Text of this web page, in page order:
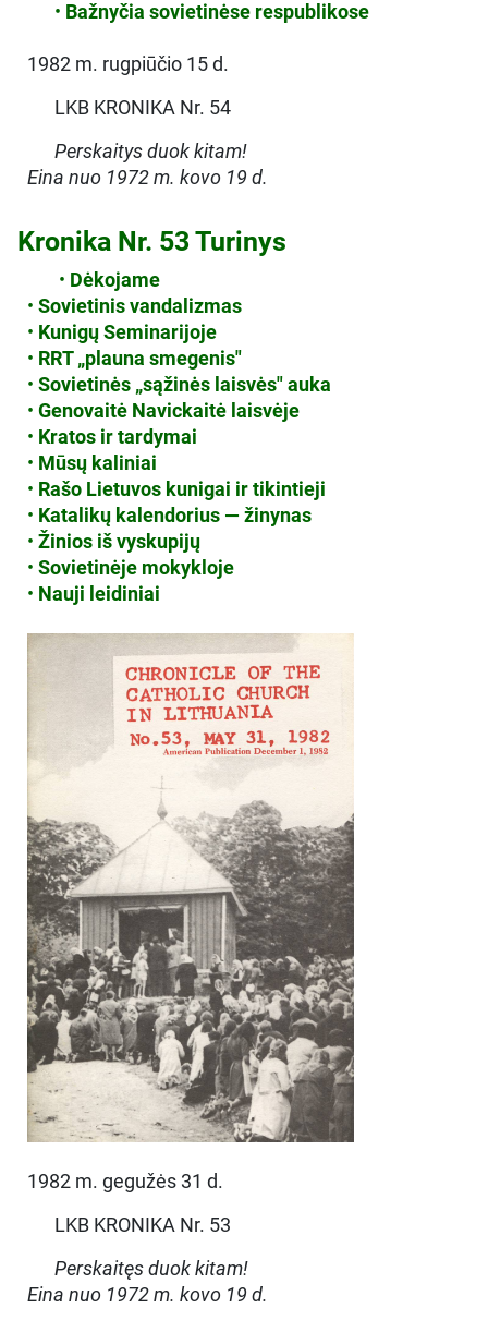
• Bažnyčia sovietinėse respublikose
1982 m. rugpiūčio 15 d.
LKB KRONIKA Nr. 54
Perskaitys duok kitam!
Eina nuo 1972 m. kovo 19 d.
Kronika Nr. 53 Turinys
• Dėkojame
• Sovietinis vandalizmas
• Kunigų Seminarijoje
• RRT „plauna smegenis"
• Sovietinės „sąžinės laisvės" auka
• Genovaitė Navickaitė laisvėje
• Kratos ir tardymai
• Mūsų kaliniai
• Rašo Lietuvos kunigai ir tikintieji
• Katalikų kalendorius — žinynas
• Žinios iš vyskupijų
• Sovietinėje mokykloje
• Nauji leidiniai
1982 m. gegužės 31 d.
LKB KRONIKA Nr. 53
Perskaitęs duok kitam!
Eina nuo 1972 m. kovo 19 d.